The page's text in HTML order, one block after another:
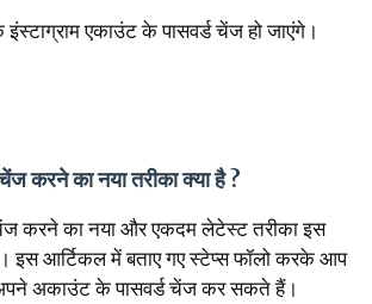
एकाउंट के पासवर्ड चेंज हो जाएंगे।
चेंज करने का नया तरीका क्या है ?
चेंज करने का नया और एकदम लेटेस्ट तरीका इस
इस आर्टिकल में बताए गए स्टेप्स फॉलो करके आप
अकाउंट के पासवर्ड चेंज कर सकते हैं।